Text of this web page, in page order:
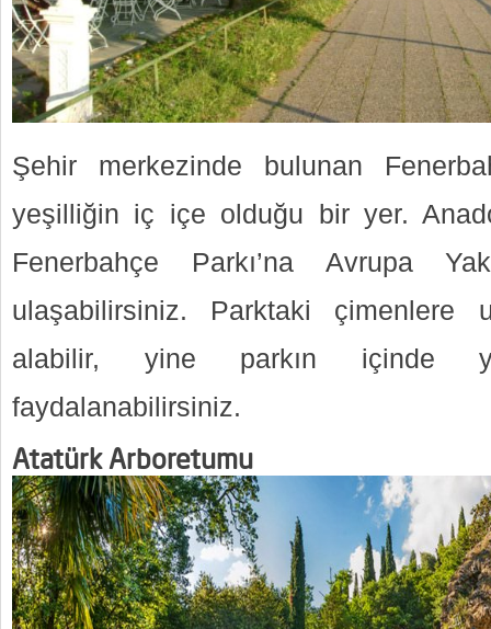
Şehir merkezinde bulunan
yeşilliğin iç içe olduğu bir yer.
Fenerbahçe Parkı’na Avrupa
ulaşabilirsiniz. Parktaki çimenlere
alabilir, yine parkın içinde
faydalanabilirsiniz.
Atatürk Arboretumu